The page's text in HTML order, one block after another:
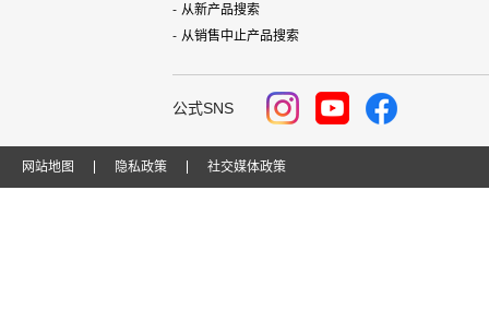
从新产品搜索
从销售中止产品搜索
公式SNS
网站地图 隐私政策 社交媒体政策